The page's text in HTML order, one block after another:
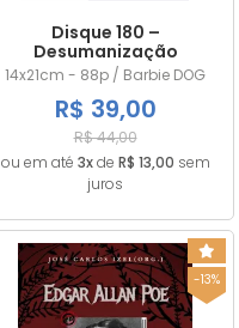
Disque 180 –
Desumanização
14x21cm - 88p / Barbie DOG
R$ 39,00
R$ 44,00
ou em até 3xde R$ 13,00 sem
juros
-13%